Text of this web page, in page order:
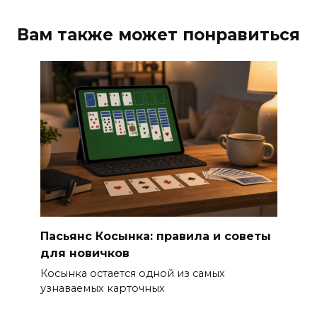
Вам также может понравиться
Пасьянс Косынка: правила и советы
для новичков
Косынка остается одной из самых
узнаваемых карточных